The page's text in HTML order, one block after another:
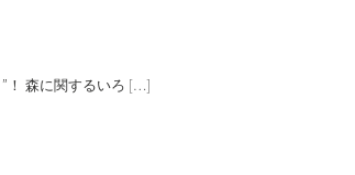
！ 森に関するいろ […]